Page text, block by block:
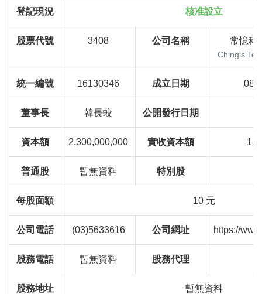
登記現況 核准設立
股票代號 3408 公司名稱 常憶科
Chingis
統一編號 16130346 成立日期 087
董事長 韓長蛟 公開發行日期
資本額 2,300,000,000 實收資本額
普通股 暫無資料 特別股
每股面額 10 元
公司電話 (03)5633616 公司網址 https://
股務電話 暫無資料 股務代理
股務地址 暫無資料